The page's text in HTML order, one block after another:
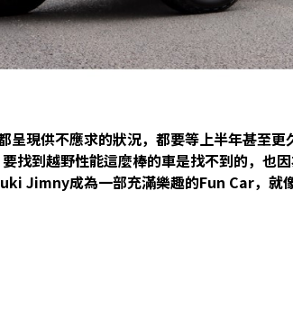
現供不應求的狀況，都要等上半年甚至更
找到越野性能這麼棒的車是找不到的，也
Jimny成為一部充滿樂趣的Fun Car，就